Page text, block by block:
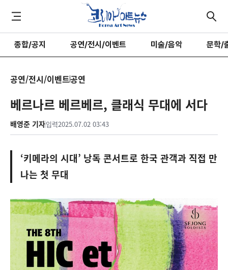
종합/공지 공연/전시/이벤트 미술/음악 문학/
공연/전시/이벤트공연
베르나르 베르베르, 클래식 무대에 서다
배영준 기자입력2025.07.02 03:43
‘키메라의 시대’ 낭독 콘서트로 한국 관객과 직접 만
나는 첫 무대